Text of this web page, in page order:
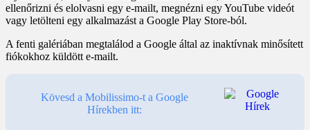
ellenőrizni és elolvasni egy e-mailt, megnézni egy YouTube videót
vagy letölteni egy alkalmazást a Google Play Store-ból.
A fenti galériában megtalálod a Google által az inaktívnak minősített
fiókokhoz küldött e-mailt.
Kövesd a Mobilissimo-t a Google
Hírekben itt: